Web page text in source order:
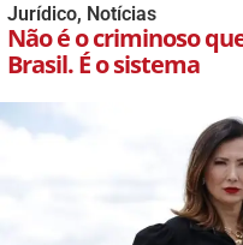
Jurídico, Notícias
Não é o criminoso
Brasil. É o sistema